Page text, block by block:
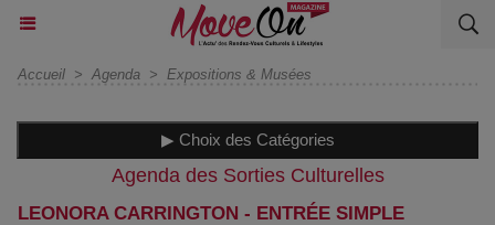
Accueil > Agenda > Expositions & Musées
▶ Choix des Catégories
Agenda des Sorties Culturelles
LEONORA CARRINGTON - ENTRÉE SIMPLE